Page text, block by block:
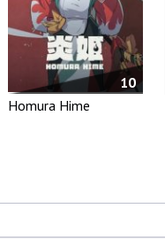
10
Homura Hime